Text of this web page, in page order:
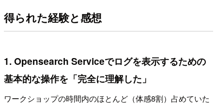
得られた経験と感想
1. Opensearch Serviceでログを表示するための
基本的な操作を「完全に理解した」
ワークショップの時間内のほとんど（体感8割）占めていた